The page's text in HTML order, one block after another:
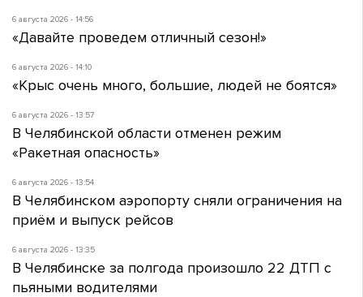
6 августа 2026 - 14:56
«Давайте проведем отличный сезон!»
6 августа 2026 - 14:10
«Крыс очень много, большие, людей не боятся»
6 августа 2026 - 13:57
В Челябинской области отменен режим
«Ракетная опасность»
6 августа 2026 - 13:54
В Челябинском аэропорту сняли ограничения на
приём и выпуск рейсов
6 августа 2026 - 13:35
В Челябинске за полгода произошло 22 ДТП с
пьяными водителями